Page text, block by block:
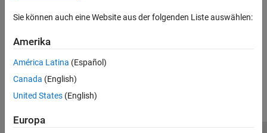
Sie können auch eine Website aus der folgenden Liste auswählen:
Amerika
América Latina (Español)
Canada (English)
United States (English)
Europa